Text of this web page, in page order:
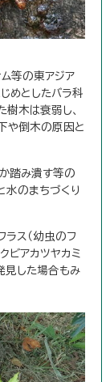
ム等の東アジア
めとしたバラ科
木は衰弱し、
や倒木の原因と
踏み潰す等の
水のまちづくり
ス（幼虫のフ
ビアカツヤカミ
見した場合もみ